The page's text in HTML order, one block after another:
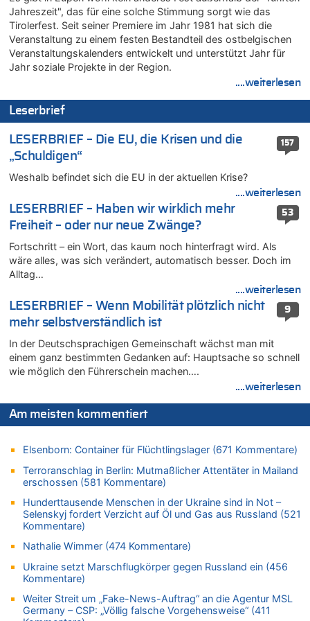
Leipzig, Mechernich und die Frage: Wer steckt hinter den
Drohnen mit Strengstoff? War es Russland?
08.08.2026 - 22:07 von Shari zu
Belgier knackt Jackpot bei Lotterie EuroMillions und gewinnt
mehr als 111 Millionen €
Leipzig, Mechernich und die Frage: Wer steckt hinter den
Drohnen mit Strengstoff? War es Russland?
Zwölf Jahre nach Aachener Bankraub: 70-Jähriger gefasst
08.08.2026 - 21:28 von Noah Parmentier zu
Leipzig, Mechernich und die Frage: Wer steckt hinter den
08.08.2026 - 21:11 von Mungo zu
Leipzig, Mechernich und die Frage: Wer steckt hinter den
08.08.2026 - 20:49 von Marcel Scholzen Eimerscheid zu
Leipzig, Mechernich und die Frage: Wer steckt hinter den
08.08.2026 - 20:34 von Dax zu
Wasserstand des Rheins in NRW so niedrig wie noch nie
Leipzig, Mechernich und die Frage: Wer steckt hinter den
Drohnen mit Strengstoff? War es Russland?
Drohnen mit Strengstoff? War es Russland?
08.08.2026 - 20:19 von Peter G zu
Zwölf Jahre nach Aachener Bankraub: 70-Jähriger gefasst
Leipzig, Mechernich und die Frage: Wer steckt hinter den
Drohnen mit Strengstoff? War es Russland?
08.08.2026 - 20:16 von Dax zu
Wasserstand des Rheins in NRW so niedrig wie noch nie
08.08.2026 - 20:13 von Dax zu
08.08.2026 - 20:09 von Dax zu
08.08.2026 - 20:06 von Dax zu
Jahreszeit", das für eine solche Stimmung sorgt wie das
Tirolerfest. Seit seiner Premiere im Jahr 1981 hat sich die
Veranstaltung zu einem festen Bestandteil des ostbelgischen
Veranstaltungskalenders entwickelt und unterstützt Jahr für
Jahr soziale Projekte in der Region.
....weiterlesen
Leserbrief
157
LESERBRIEF – Die EU, die Krisen und die
„Schuldigen“
Weshalb befindet sich die EU in der aktuellen Krise?
....weiterlesen
53
LESERBRIEF – Haben wir wirklich mehr
Freiheit – oder nur neue Zwänge?
Fortschritt – ein Wort, das kaum noch hinterfragt wird. Als
wäre alles, was sich verändert, automatisch besser. Doch im
Alltag…
....weiterlesen
9
LESERBRIEF – Wenn Mobilität plötzlich nicht
mehr selbstverständlich ist
In der Deutschsprachigen Gemeinschaft wächst man mit
einem ganz bestimmten Gedanken auf: Hauptsache so schnell
wie möglich den Führerschein machen….
....weiterlesen
Am meisten kommentiert
Elsenborn: Container für Flüchtlingslager (671 Kommentare)
Terroranschlag in Berlin: Mutmaßlicher Attentäter in Mailand
erschossen (581 Kommentare)
Hunderttausende Menschen in der Ukraine sind in Not –
Selenskyj fordert Verzicht auf Öl und Gas aus Russland (521
Kommentare)
Nathalie Wimmer (474 Kommentare)
Ukraine setzt Marschflugkörper gegen Russland ein (456
Kommentare)
Weiter Streit um „Fake-News-Auftrag“ an die Agentur MSL
Germany – CSP: „Völlig falsche Vorgehensweise“ (411